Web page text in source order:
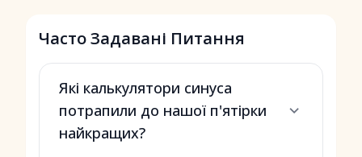
Часто Задавані Питання
Які калькулятори синуса
потрапили до нашої п'ятірки
найкращих?